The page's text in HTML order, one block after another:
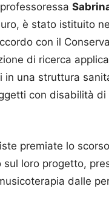
è stato istituito
con il
di ricerca
in una struttura
con disabilità
premiate lo
loro progetto,
dalle